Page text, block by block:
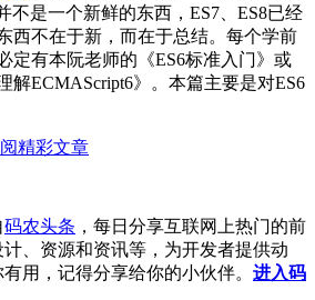
不是一个新鲜的东西，ES7、ES8已经
西不在于新，而在于总结。每个学前
定有本阮老师的《ES6标准入门》或
解ECMAScript6》。本篇主要是对ES6
精彩文章
码农头条 ，每日分享互联网上热门的前
、资源和资讯等，为开发者提供动
用，记得分享给你的小伙伴。 进入码